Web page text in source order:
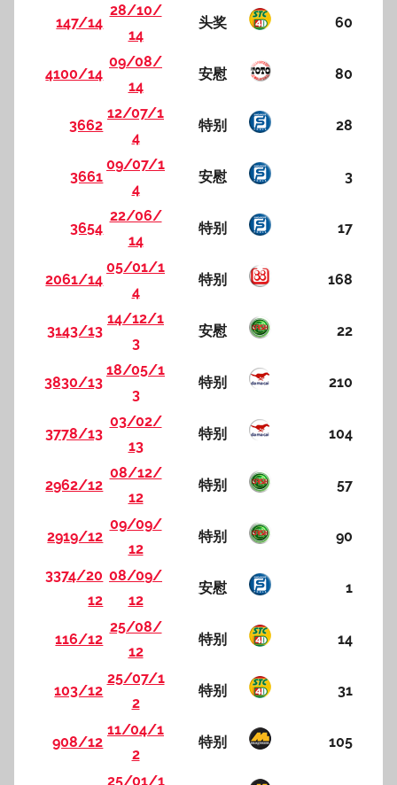
147/14
28/10/
14
头奖 60
4100/14
09/08/
14
安慰 80
3662
12/07/1
4
特别 28
3661
09/07/1
4
安慰 3
3654
22/06/
14
特别 17
2061/14
05/01/1
4
特别 168
3143/13
14/12/1
3
安慰 22
3830/13
18/05/1
3
特别 210
3778/13
03/02/
13
特别 104
2962/12
08/12/
12
特别 57
2919/12
09/09/
12
特别 90
3374/20
12
08/09/
12
安慰 1
116/12
25/08/
12
特别 14
103/12
25/07/1
2
特别 31
908/12
11/04/1
2
特别 105
25/01/1